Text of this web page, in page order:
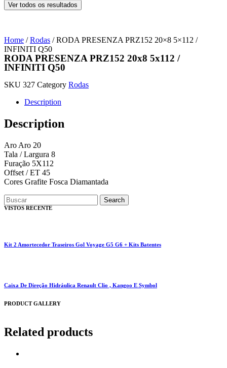
Ver todos os resultados
Home /Rodas / RODA PRESENZA PRZ152 20×8 5×112 /
INFINITI Q50
RODA PRESENZA PRZ152 20x8 5x112 /
INFINITI Q50
SKU 327 Category Rodas
Description
Description
Aro Aro 20
Tala / Largura 8
Furação 5X112
Offset / ET 45
Cores Grafite Fosca Diamantada
Search
VISTOS RECENTE
Kit 2 Amortecedor Traseiros Gol Voyage G5 G6 + Kits Batentes
Caixa De Direção Hidráulica Renault Clio , Kangoo E Symbol
PRODUCT GALLERY
Related products